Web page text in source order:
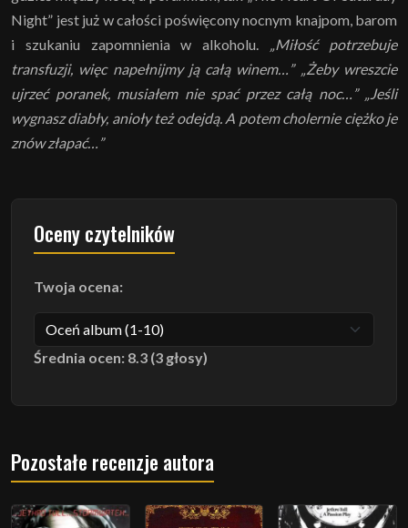
Night” jest już w całości poświęcony nocnym knajpom, barom
i szukaniu zapomnienia w alkoholu.
„Miłość potrzebuje
transfuzji, więc napełnijmy ją całą winem…” „Żeby wreszcie
ujrzeć poranek, musiałem nie spać przez całą noc…” „Jeśli
wygnasz diabły, anioły też odejdą. A potem cholernie ciężko je
znów złapać…”
Oceny czytelników
Twoja ocena:
Średnia ocen: 8.3 (3 głosy)
Pozostałe recenzje autora